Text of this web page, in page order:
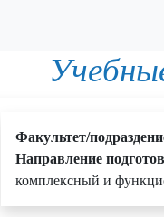
Факультет/
Направление
комплексный и